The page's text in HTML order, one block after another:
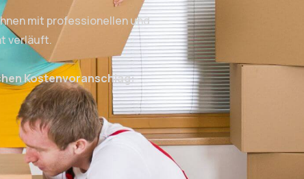
mit professionellen und
verläuft.
Kostenvoranschlag: